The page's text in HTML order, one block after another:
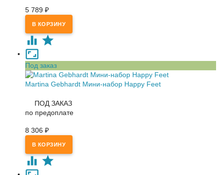
5 789 ₽
Под заказ
Martina Gebhardt Мини-набор Happy Feet
ПОД ЗАКАЗ
по предоплате
8 306 ₽